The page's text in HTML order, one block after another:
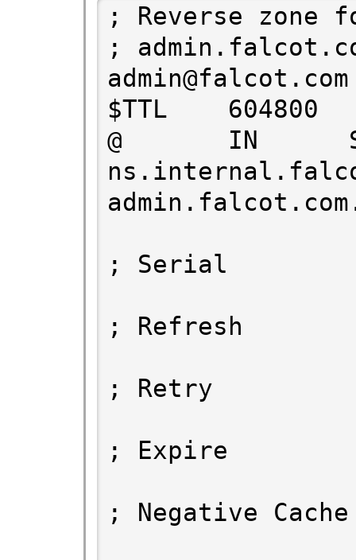
; Reverse zone
;
admin@falcot.com
$TTL    604800
@       IN
; Serial
; Refresh
; Retry
; Expire
; Negative Cache